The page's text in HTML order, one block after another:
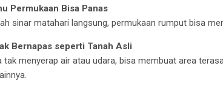
Permukaan Bisa Panas
sinar matahari langsung, permukaan rumput bisa
Bernapas seperti Tanah Asli
tak menyerap air atau udara, bisa membuat area